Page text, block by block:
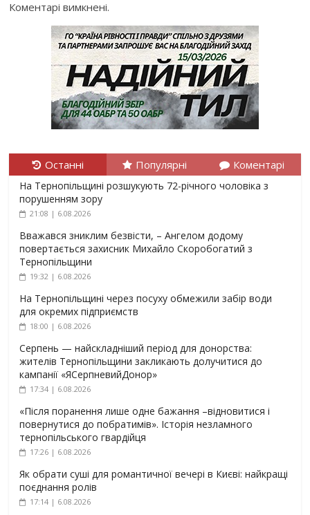
Коментарі вимкнені.
Останні Популярні Коментарі
На Тернопільщині розшукують 72-річного чоловіка з
порушенням зору
21:08 | 6.08.2026
Вважався зниклим безвісти, – Ангелом додому
повертається захисник Михайло Скоробогатий з
Тернопільщини
19:32 | 6.08.2026
На Тернопільщині через посуху обмежили забір води
для окремих підприємств
18:00 | 6.08.2026
Серпень — найскладніший період для донорства:
жителів Тернопільщини закликають долучитися до
кампанії «ЯСерпневийДонор»
17:34 | 6.08.2026
«Після поранення лише одне бажання –відновитися і
повернутися до побратимів». Історія незламного
тернопільського гвардійця
17:26 | 6.08.2026
Як обрати суші для романтичної вечері в Києві: найкращі
поєднання ролів
17:14 | 6.08.2026